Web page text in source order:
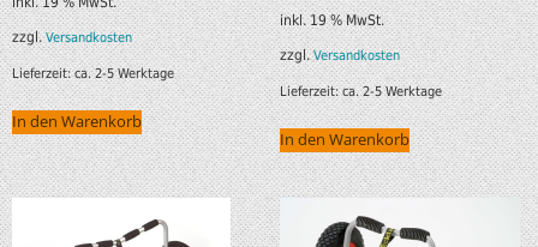
zzgl.Versandkosten
Lieferzeit:ca. 2-5 Werktage
In den Warenkorb
inkl. 19 % MwSt.
zzgl.Versandkosten
Lieferzeit:ca. 2-5 Werktage
In den Warenkorb